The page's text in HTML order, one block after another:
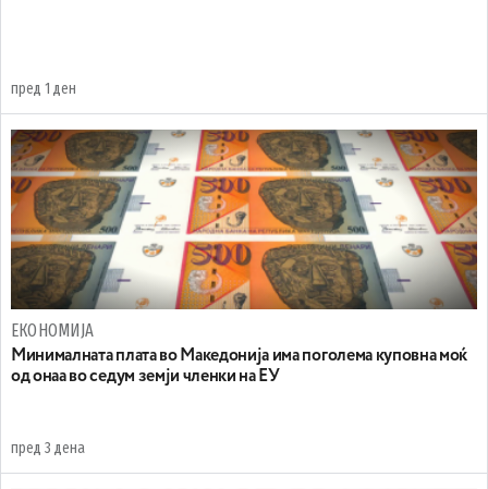
пред 1 ден
ЕКОНОМИЈА
Минималната плата во Македонија има поголема куповна моќ
од онаа во седум земји членки на ЕУ
пред 3 дена